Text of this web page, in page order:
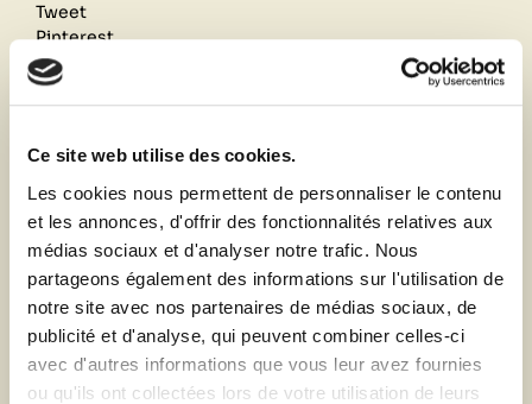
Ce site web utilise des cookies.
Les cookies nous permettent de personnaliser le contenu
et les annonces, d'offrir des fonctionnalités relatives aux
médias sociaux et d'analyser notre trafic. Nous
partageons également des informations sur l'utilisation de
notre site avec nos partenaires de médias sociaux, de
publicité et d'analyse, qui peuvent combiner celles-ci
avec d'autres informations que vous leur avez fournies
ou qu'ils ont collectées lors de votre utilisation de leurs
Tweet
Pinterest
Retrait de votre commande dans notre design store
de Lyon-Brignais ou livraison à domicile 1h autour du
Paiement en 3 ou 4 fois sans frais
Description
Fiche technique